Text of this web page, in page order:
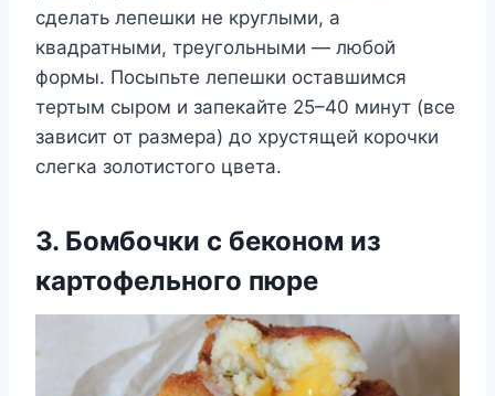
сделать лепешки не круглыми, а
квадратными, треугольными — любой
формы. Посыпьте лепешки оставшимся
тертым сыром и запекайте 25–40 минут (все
зависит от размера) до хрустящей корочки
слегка золотистого цвета.
3. Бомбочки с беконом из
картофельного пюре